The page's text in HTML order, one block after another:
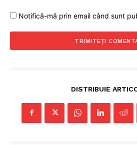
Notifică-mă prin email când sunt
DISTRIBUIE